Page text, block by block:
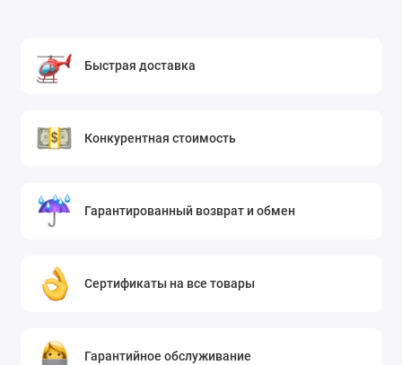
Быстрая доставка
Конкурентная стоимость
Гарантированный возврат и обмен
Сертификаты на все товары
Гарантийное обслуживание